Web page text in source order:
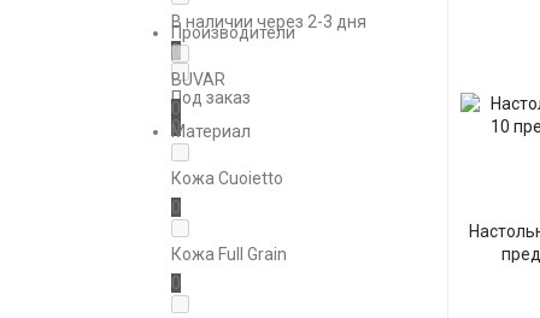
В наличии через 2-3 дня
0
Под заказ
0
Производители
BUVAR
0
Материал
Кожа Cuoietto
0
Кожа Full Grain
0